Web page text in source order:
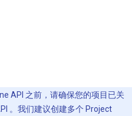
API 之前，请确保您的项目已关
。我们建议创建多个 Project